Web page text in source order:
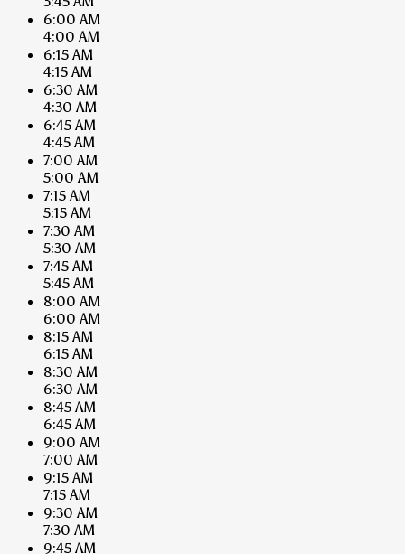
6:00 AM
4:00 AM
6:15 AM
4:15 AM
6:30 AM
4:30 AM
6:45 AM
4:45 AM
7:00 AM
5:00 AM
7:15 AM
5:15 AM
7:30 AM
5:30 AM
7:45 AM
5:45 AM
8:00 AM
6:00 AM
8:15 AM
6:15 AM
8:30 AM
6:30 AM
8:45 AM
6:45 AM
9:00 AM
7:00 AM
9:15 AM
7:15 AM
9:30 AM
7:30 AM
9:45 AM